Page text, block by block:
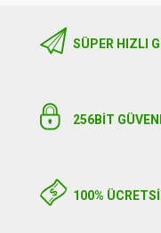
SÜPER HIZLI
256BIT
100%